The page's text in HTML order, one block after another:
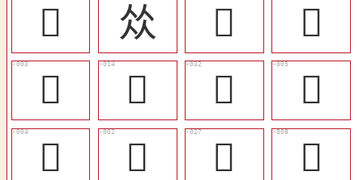
󵎝 𠈌 󵎞
󵎡
󵎗
󵎠 󵎬
󵎙
󵎘
󵎖 󵎧
󵎜